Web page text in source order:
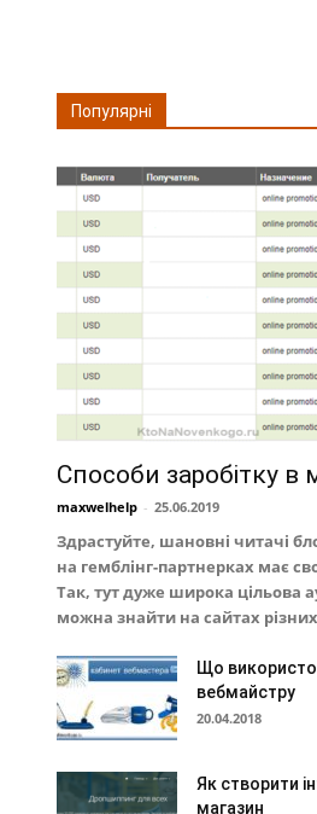
Популярні
Способи заробітку в
maxwelhelp - 25.06.2019
Здрастуйте, шановні читачі
на гемблінг-партнерках має
Так, тут дуже широка цільова
можна знайти на сайтах
Що
вебмайстру
20.04.2018
Як створити
магазин